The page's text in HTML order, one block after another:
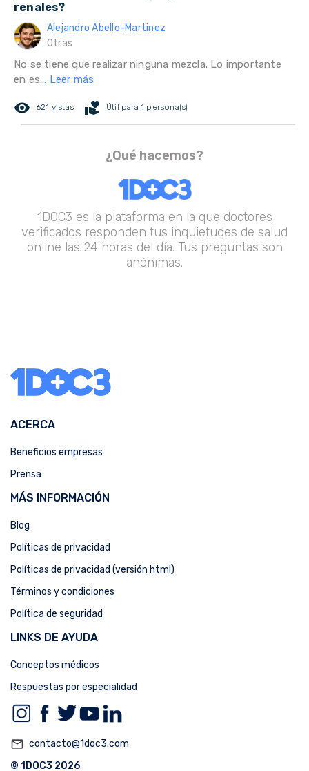
renales?
Alejandro Abello-Martinez
Otras
No se tiene que realizar ninguna mezcla. Lo importante
en es... Leer más
remove_red_eye 621 vistas volunteer_activism Útil para 1 persona(s)
¿Qué hacemos?
1DOC3 es la plataforma en la que doctores
verificados responden tus inquietudes de salud
online las 24 horas del día. Tus preguntas son
anónimas.
ACERCA
Beneficios empresas
Prensa
MÁS INFORMACIÓN
Blog
Políticas de privacidad
Políticas de privacidad (versión html)
Términos y condiciones
Política de seguridad
LINKS DE AYUDA
Conceptos médicos
Respuestas por especialidad
mail_outline contacto@1doc3.com
© 1DOC3 2026